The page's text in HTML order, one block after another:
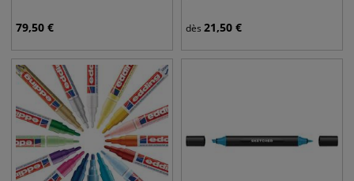
79,50 € dès 21,50 €